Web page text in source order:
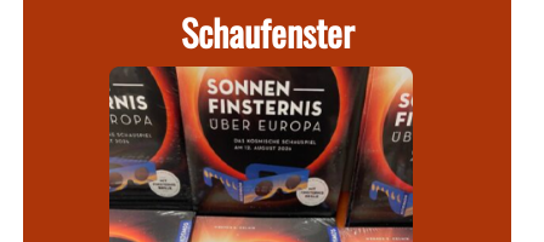
Schaufenster